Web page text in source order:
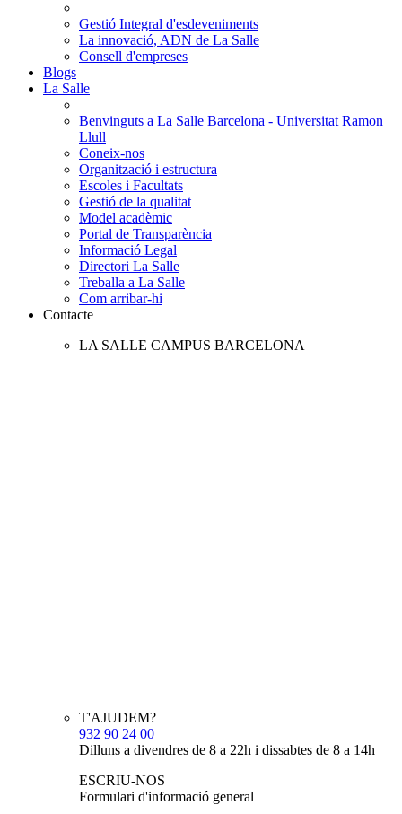
Gestió Integral d'esdeveniments
La innovació, ADN de La Salle
Consell d'empreses
Blogs
La Salle
Benvinguts a La Salle Barcelona - Universitat Ramon
Llull
Coneix-nos
Organització i estructura
Escoles i Facultats
Gestió de la qualitat
Model acadèmic
Portal de Transparència
Informació Legal
Directori La Salle
Treballa a La Salle
Com arribar-hi
Contacte
LA SALLE CAMPUS BARCELONA
T'AJUDEM?
932 90 24 00
Dilluns a divendres de 8 a 22h i dissabtes de 8 a 14h
ESCRIU-NOS
Formulari d'informació general